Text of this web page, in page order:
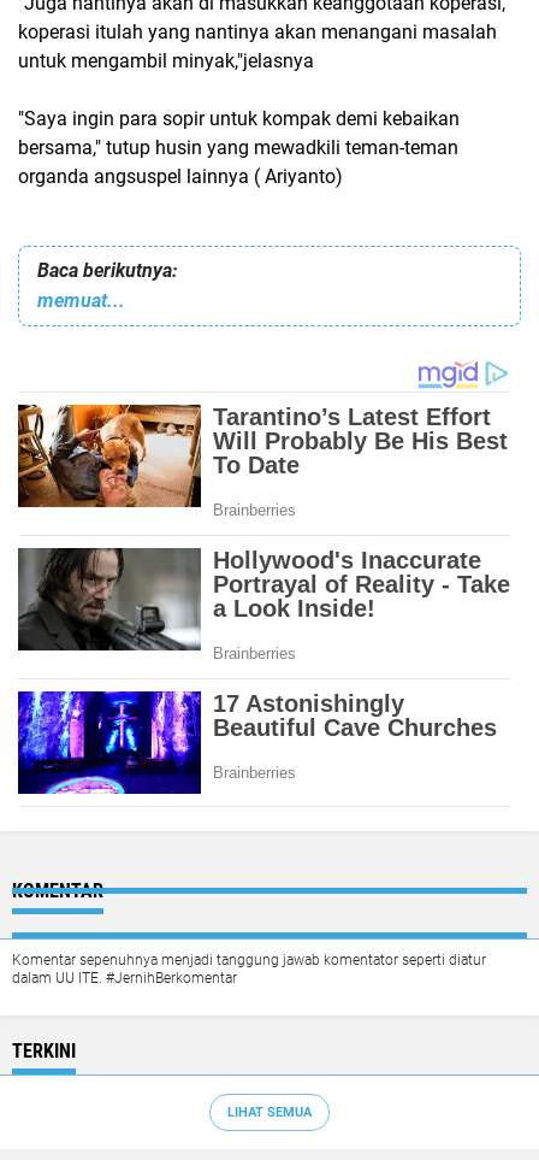
koperasi itulah yang nantinya akan menangani masalah
untuk mengambil minyak,"jelasnya
"Saya ingin para sopir untuk kompak demi kebaikan
bersama," tutup husin yang mewadkili teman-teman
organda angsuspel lainnya ( Ariyanto)
Baca berikutnya:
memuat...
KOMENTAR
Komentar sepenuhnya menjadi tanggung jawab komentator seperti diatur
dalam UU ITE. #JernihBerkomentar
TERKINI
LIHAT SEMUA